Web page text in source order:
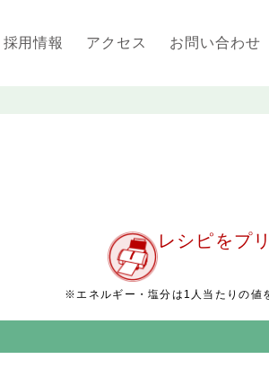
採用情報 アクセス お問い合わせ
レシピをプ
※エネルギー・塩分は1人当たりの値